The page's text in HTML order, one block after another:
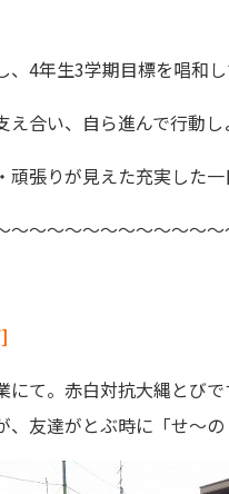
4年生3学期目標を唱和し
え合い、自ら進んで行動し
張りが見えた充実した一
～～～～～～～～～～～
て。赤白対抗大縄とびで
、友達がとぶ時に「せ～の